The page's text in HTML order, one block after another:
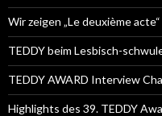
Wir zeigen „Le deuxième
TEDDY beim Lesbisch-
TEDDY AWARD Interview
Highlights des 39. TEDDY